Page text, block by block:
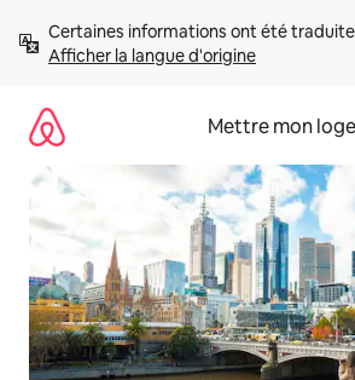
directement
Afficher la langue d'origine
Mettre mon